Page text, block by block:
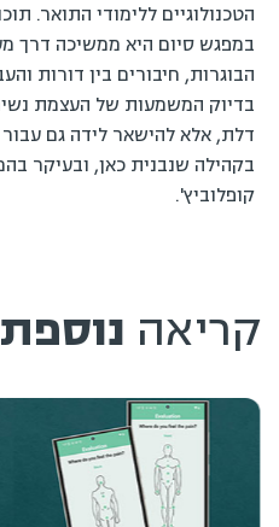
הטכנולוגיים ללימודי התואר.
במפגש סיום היא ממשיכה דרך
הבוגרות, חיבורים בין דורות
דלת, אלא להישאר לידה גם
בקהילה שנבנית כאן, ובעיקר
קופלוביץ'.
קריאה נוספת